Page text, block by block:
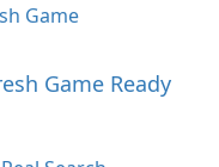
Game Ready